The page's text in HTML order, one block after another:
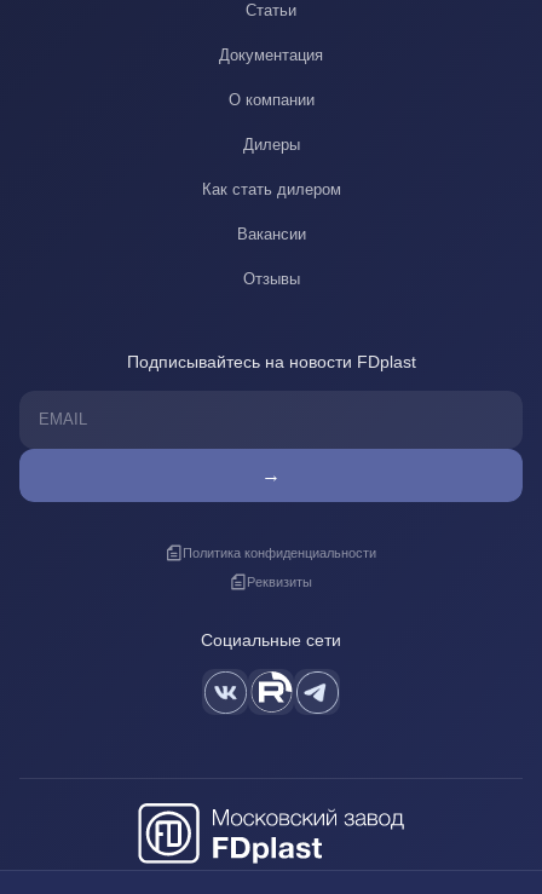
Статьи
Документация
О компании
Дилеры
Как стать дилером
Вакансии
Отзывы
Подписывайтесь на новости FDplast
→
Политика конфиденциальности
Реквизиты
Социальные сети